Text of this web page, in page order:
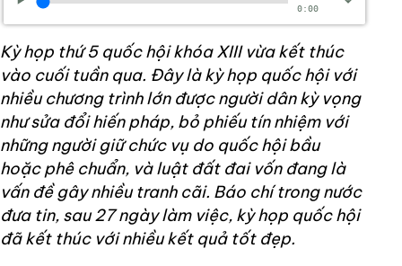
0:00
Kỳ họp thứ 5 quốc hội khóa XIII vừa kết thúc
vào cuối tuần qua. Đây là kỳ họp quốc hội với
nhiều chương trình lớn được người dân kỳ vọng
như sửa đổi hiến pháp, bỏ phiếu tín nhiệm với
những người giữ chức vụ do quốc hội bầu
hoặc phê chuẩn, và luật đất đai vốn đang là
vấn đề gây nhiều tranh cãi. Báo chí trong nước
đưa tin, sau 27 ngày làm việc, kỳ họp quốc hội
đã kết thúc với nhiều kết quả tốt đẹp.